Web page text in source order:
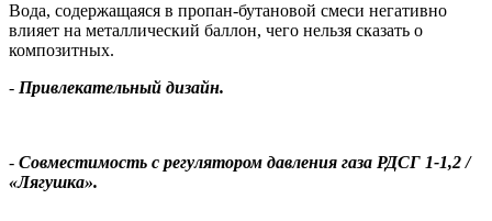
Вода, содержащаяся в пропан-бутановой смеси негативно
влияет на металлический баллон, чего нельзя сказать о
композитных.
- Привлекательный дизайн.
- Совместимость с регулятором давления газа РДСГ 1-1,2 /
«Лягушка».